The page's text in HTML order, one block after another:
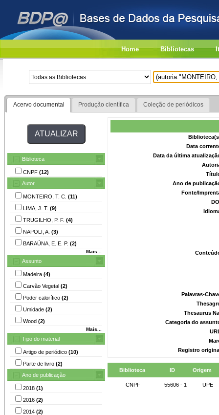
Home Bibliotecas
Acervo documental Produção científica Coleção de periódicos
Biblioteca
CNPF (12)
Autor
MONTEIRO, T. C. (11)
LIMA, J. T. (9)
TRUGILHO, P. F. (4)
NAPOLI, A. (3)
BARAÚNA, E. E. P. (2)
Mais...
Assunto
Madeira (4)
Carvão Vegetal (2)
Poder calorífico (2)
Umidade (2)
Wood (2)
Mais...
Tipo do material
Artigo de periódico (10)
Parte de livro (2)
Ano de publicação
2018 (1)
2016 (2)
2014 (2)
Data
Data da última
Ano de
Fonte/
Palavras-
Thesaurus
Categoria do
Registro
Biblioteca ID Origem
CNPF 55606 - 1 UPE